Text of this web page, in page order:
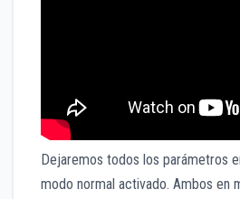
Dejaremos todos los parámetros
modo normal activado. Ambos en